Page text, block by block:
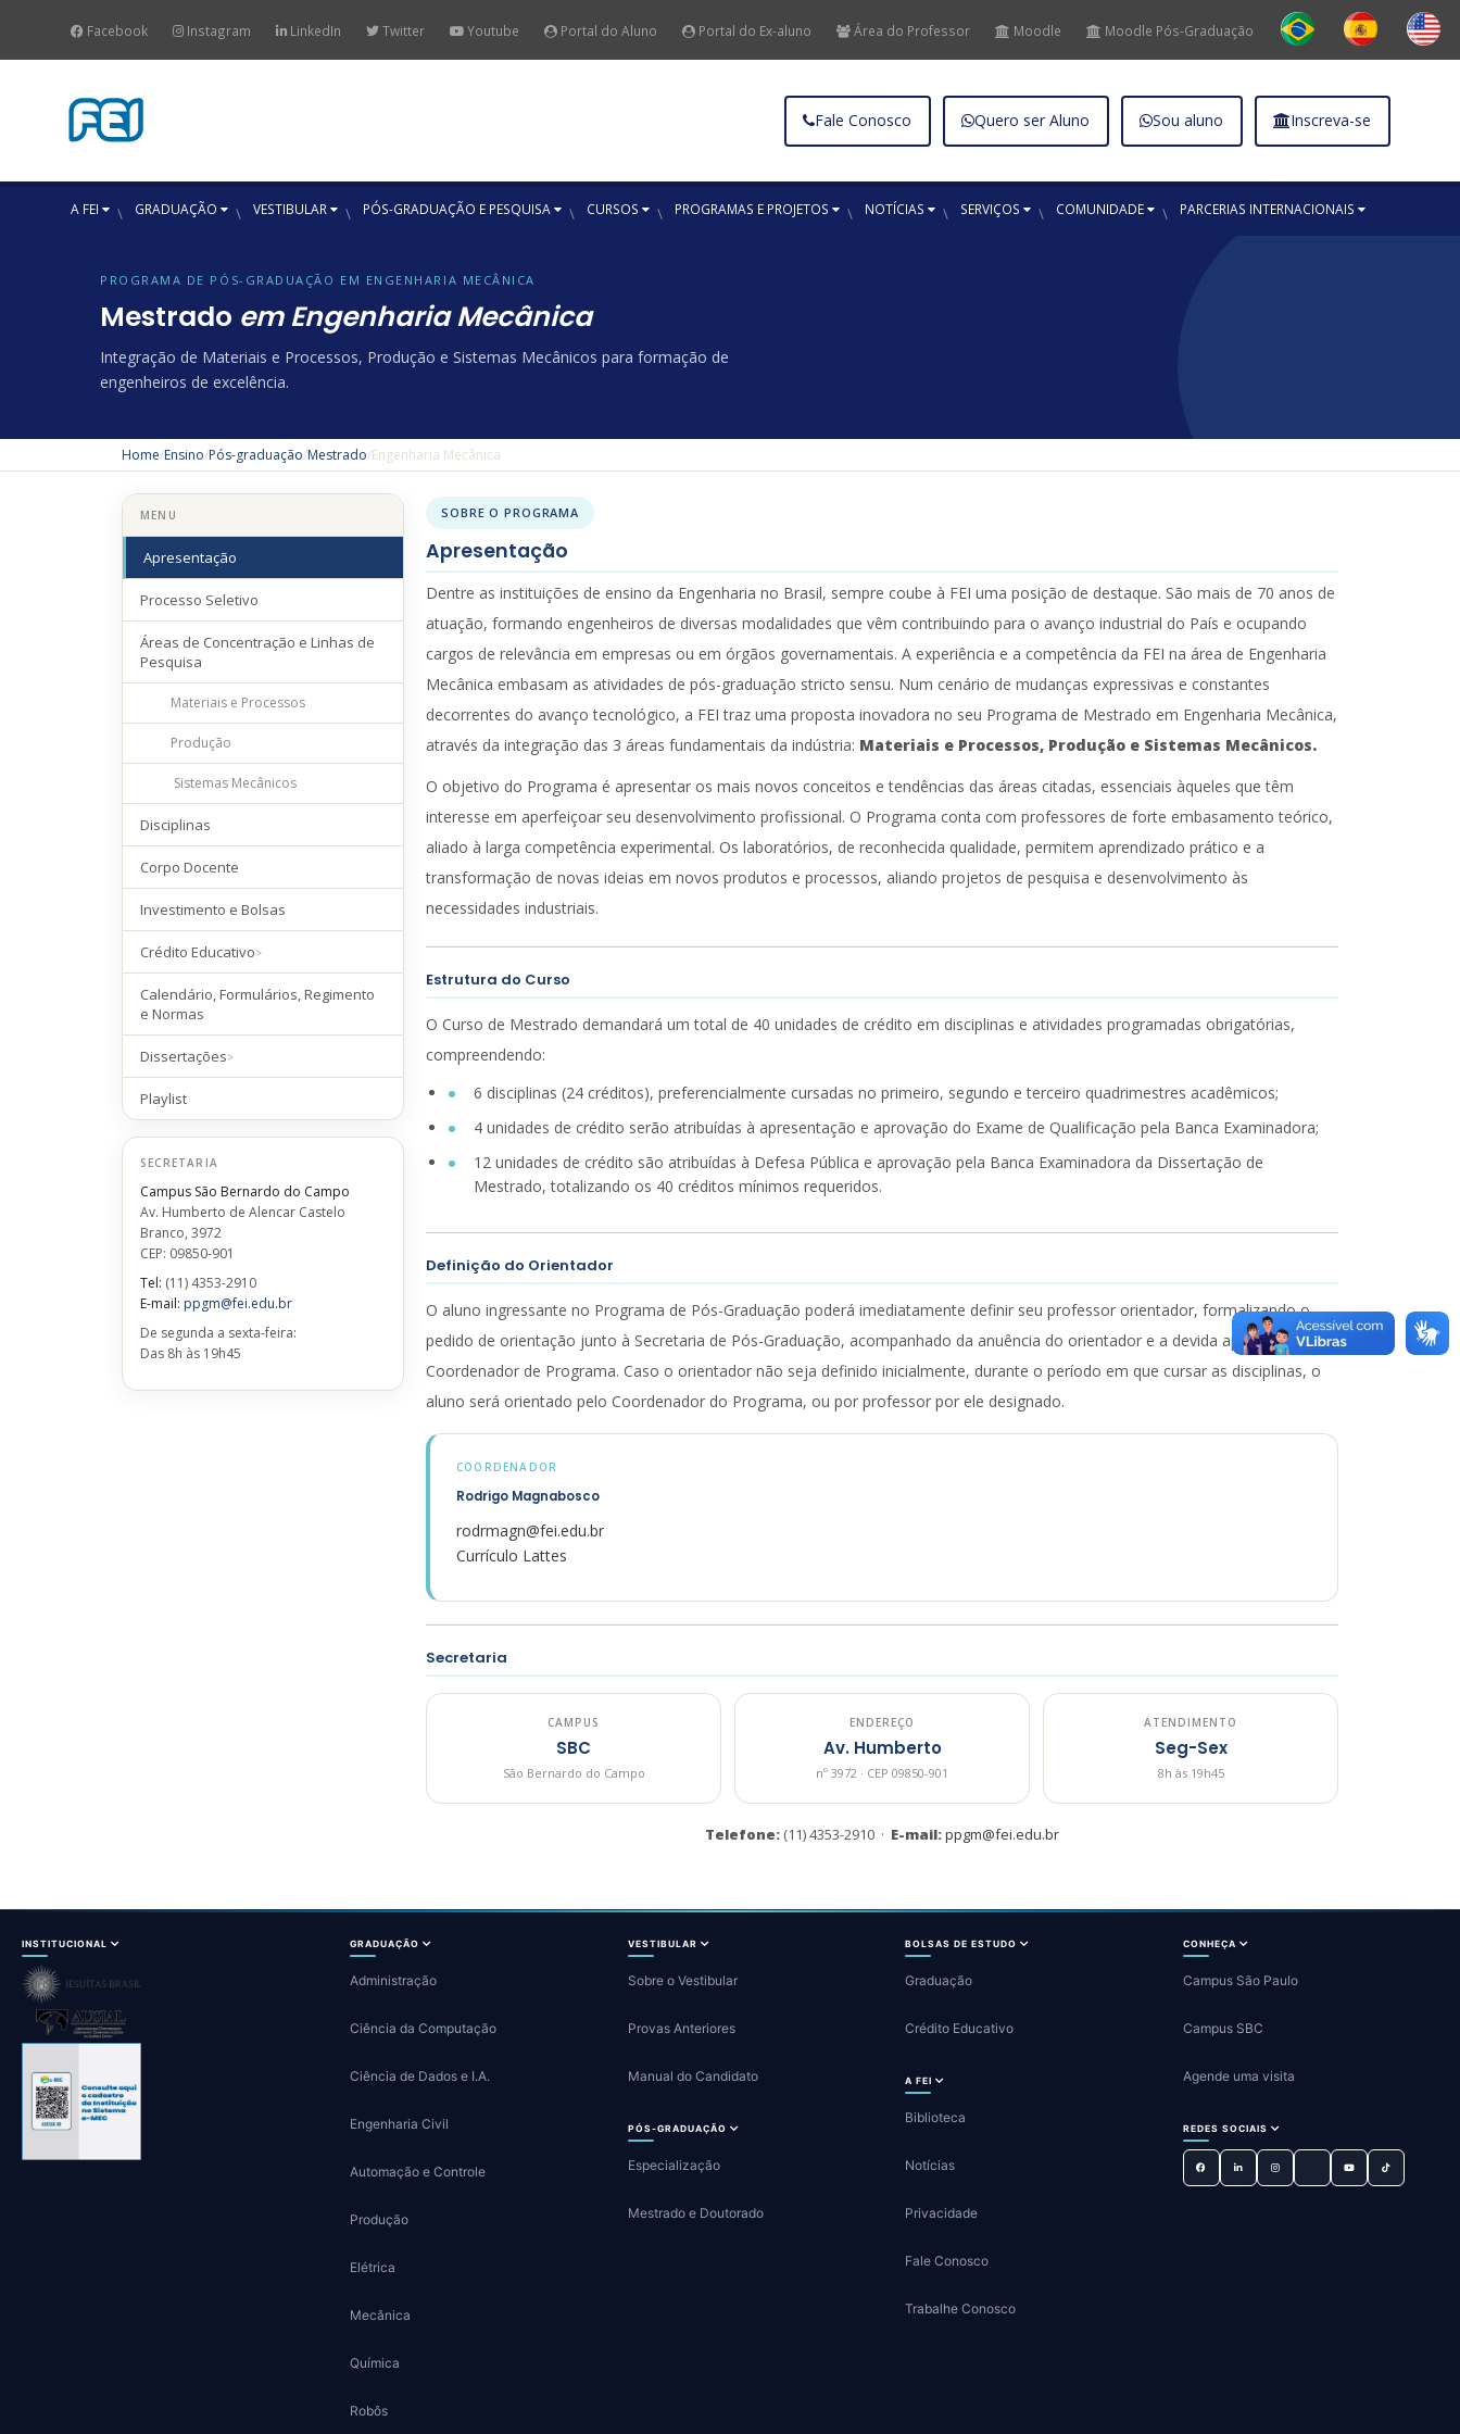
Facebook Instagram LinkedIn Twitter Youtube Portal do Aluno Portal do Ex-aluno Área do Professor Moodle Moodle Pós-Graduação
Fale Conosco Quero ser Aluno Sou aluno Inscreva-se
A FEI GRADUAÇÃO VESTIBULAR PÓS-GRADUAÇÃO E PESQUISA CURSOS PROGRAMAS E PROJETOS NOTÍCIAS SERVIÇOS COMUNIDADE PARCERIAS INTERNACIONAIS
PROGRAMA DE PÓS-GRADUAÇÃO EM ENGENHARIA MECÂNICA
Mestrado em Engenharia Mecânica
Integração de Materiais e Processos, Produção e Sistemas Mecânicos para formação de
engenheiros de excelência.
Home/Ensino/Pós-graduação/Mestrado/Engenharia Mecânica
MENU
Apresentação
Processo Seletivo
Áreas de Concentração e Linhas de
Pesquisa
Materiais e Processos
Produção
Sistemas Mecânicos
Disciplinas
Corpo Docente
Investimento e Bolsas
Crédito Educativo
Calendário, Formulários, Regimento
e Normas
Dissertações
Playlist
SECRETARIA
Campus São Bernardo do Campo
Av. Humberto de Alencar Castelo
Branco, 3972
CEP: 09850-901
Tel: (11) 4353-2910
E-mail: ppgm@fei.edu.br
De segunda a sexta-feira:
Das 8h às 19h45
SOBRE O PROGRAMA
Apresentação
Dentre as instituições de ensino da Engenharia no Brasil, sempre coube à FEI uma posição de destaque. São mais de 70 anos de
atuação, formando engenheiros de diversas modalidades que vêm contribuindo para o avanço industrial do País e ocupando
cargos de relevância em empresas ou em órgãos governamentais. A experiência e a competência da FEI na área de Engenharia
Mecânica embasam as atividades de pós-graduação stricto sensu. Num cenário de mudanças expressivas e constantes
decorrentes do avanço tecnológico, a FEI traz uma proposta inovadora no seu Programa de Mestrado em Engenharia Mecânica,
através da integração das 3 áreas fundamentais da indústria: Materiais e Processos, Produção e Sistemas Mecânicos.
O objetivo do Programa é apresentar os mais novos conceitos e tendências das áreas citadas, essenciais àqueles que têm
interesse em aperfeiçoar seu desenvolvimento profissional. O Programa conta com professores de forte embasamento teórico,
aliado à larga competência experimental. Os laboratórios, de reconhecida qualidade, permitem aprendizado prático e a
transformação de novas ideias em novos produtos e processos, aliando projetos de pesquisa e desenvolvimento às
necessidades industriais.
Estrutura do Curso
O Curso de Mestrado demandará um total de 40 unidades de crédito em disciplinas e atividades programadas obrigatórias,
compreendendo:
6 disciplinas (24 créditos), preferencialmente cursadas no primeiro, segundo e terceiro quadrimestres acadêmicos;
4 unidades de crédito serão atribuídas à apresentação e aprovação do Exame de Qualificação pela Banca Examinadora;
12 unidades de crédito são atribuídas à Defesa Pública e aprovação pela Banca Examinadora da Dissertação de
Mestrado, totalizando os 40 créditos mínimos requeridos.
Definição do Orientador
O aluno ingressante no Programa de Pós-Graduação poderá imediatamente definir seu professor orientador, formalizando o
pedido de orientação junto à Secretaria de Pós-Graduação, acompanhado da anuência do orientador e a devida aprovação do
Coordenador de Programa. Caso o orientador não seja definido inicialmente, durante o período em que cursar as disciplinas, o
aluno será orientado pelo Coordenador do Programa, ou por professor por ele designado.
COORDENADOR
Rodrigo Magnabosco
rodrmagn@fei.edu.br
Currículo Lattes
Secretaria
CAMPUS
SBC
São Bernardo do Campo
ENDEREÇO
Av. Humberto
nº 3972 · CEP 09850-901
ATENDIMENTO
Seg-Sex
8h às 19h45
Telefone: (11) 4353-2910 · E-mail:ppgm@fei.edu.br
INSTITUCIONAL GRADUAÇÃO
Administração
Ciência da Computação
Ciência de Dados e I.A.
Engenharia Civil
Automação e Controle
Produção
Elétrica
Mecânica
Química
Robôs
VESTIBULAR
Sobre o Vestibular
Provas Anteriores
Manual do Candidato
PÓS-GRADUAÇÃO
Especialização
Mestrado e Doutorado
BOLSAS DE ESTUDO
Graduação
Crédito Educativo
A FEI
Biblioteca
Notícias
Privacidade
Fale Conosco
Trabalhe Conosco
CONHEÇA
Campus São Paulo
Campus SBC
Agende uma visita
REDES SOCIAIS